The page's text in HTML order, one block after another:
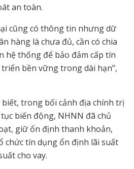
an toàn.
cũng có thông tin nhưng dữ
hàng là chưa đủ, cần có chia
hệ thống để bảo đảm cấp tín
bền vững trong dài hạn”,
trong bối cảnh địa chính trị
biến động, NHNN đã chủ
giữ ổn định thanh khoản,
chức tín dụng ổn định lãi suất
cho vay.